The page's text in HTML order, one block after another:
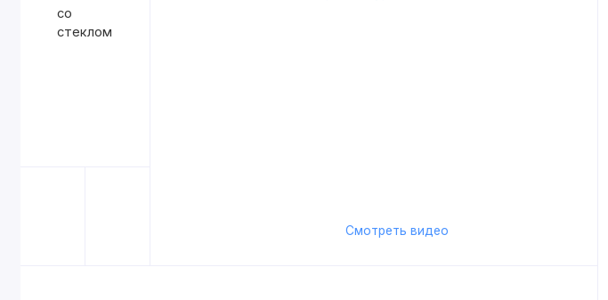
Смотреть видео